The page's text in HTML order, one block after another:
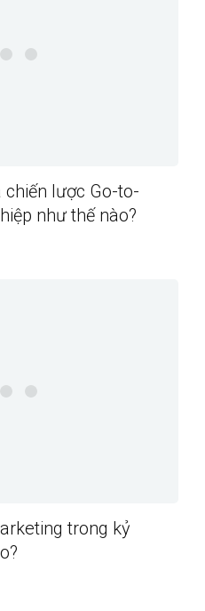
chiến lược Go-to-
như thế nào?
trong kỷ